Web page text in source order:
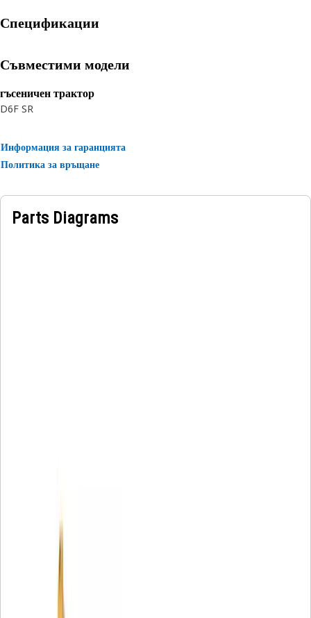
Спецификации
Съвместими модели
гъсеничен трактор
D6F SR
Информация за гаранцията
Политика за връщане
Parts Diagrams